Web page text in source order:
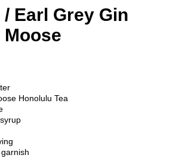
Earl Grey Gin
Moose
Honolulu Tea